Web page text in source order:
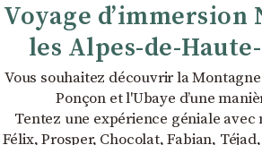
Voyage d’immersion
les Alpes-de-
Vous souhaitez découvrir la
Ponçon et l'Ubaye dʼune
Tentez une expérience géniale avec
Félix, Prosper, Chocolat, Fabian,